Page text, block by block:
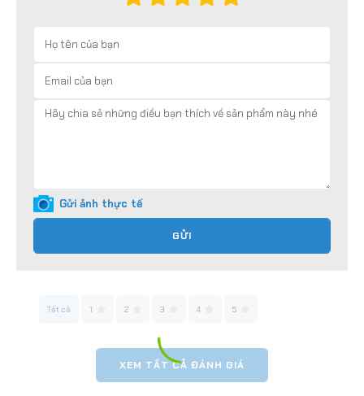
Gửi ảnh thực tế
GỬI
Tất cả 1 2 3 4 5
XEM TẤT CẢ ĐÁNH GIÁ